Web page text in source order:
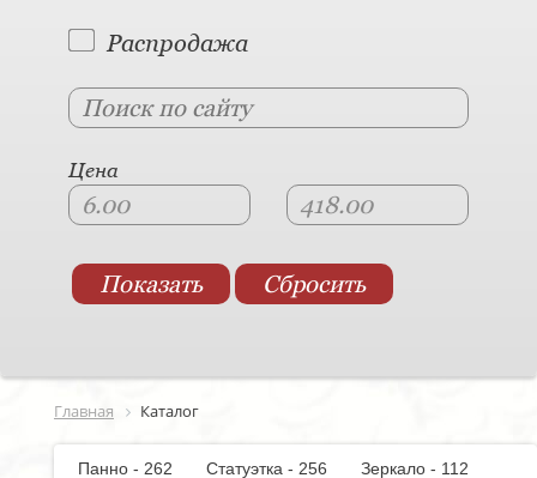
Распродажа
Цена
Главная Каталог
Панно - 262 Статуэтка - 256
Зеркало - 112